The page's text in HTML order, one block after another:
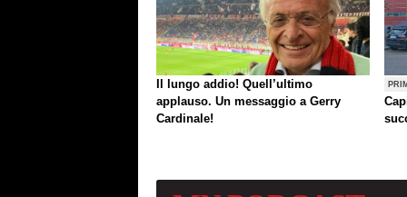
Il lungo addio! Quell’ultimo
applauso. Un messaggio a Gerry
Cardinale!